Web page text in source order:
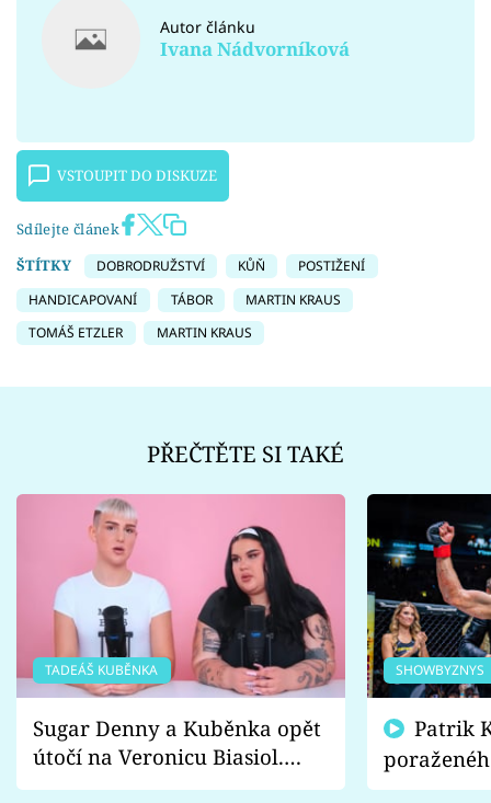
Autor článku
Ivana Nádvorníková
VSTOUPIT DO DISKUZE
Sdílejte článek
ŠTÍTKY
DOBRODRUŽSTVÍ KŮŇ
POSTIŽENÍ
HANDICAPOVANÍ
TÁBOR
MARTIN KRAUS
TOMÁŠ ETZLER
MARTIN KRAUS
PŘEČTĚTE SI TAKÉ
TADEÁŠ KUBĚNKA
Sugar Denny a Kuběnka opět
útočí na Veronicu Biasiol.
Proč je podle nich falešná a
SHOWBYZNYS
fanoušci